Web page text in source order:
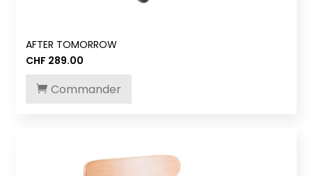
AFTER TOMORROW
CHF 289.00
Commander